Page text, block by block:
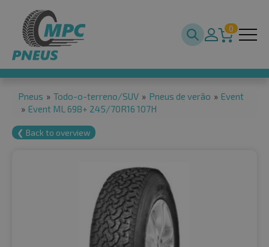
0
Pneus » Todo-o-terreno/SUV » Pneus de verão » Event
» Event ML 698+ 245/70R16 107H
❮ Back to overview